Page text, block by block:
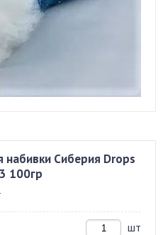
набивки Сиберия Drops
100гр
шт